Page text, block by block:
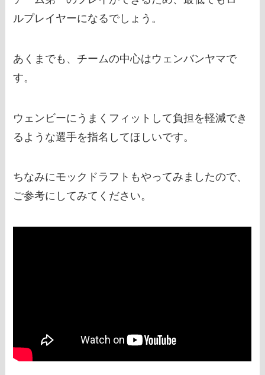
ルプレイヤーになるでしょう。
あくまでも、チームの中心はウェンバンヤマで
す。
ウェンビーにうまくフィットして負担を軽減でき
るような選手を指名してほしいです。
ちなみにモックドラフトもやってみましたので、
ご参考にしてみてください。